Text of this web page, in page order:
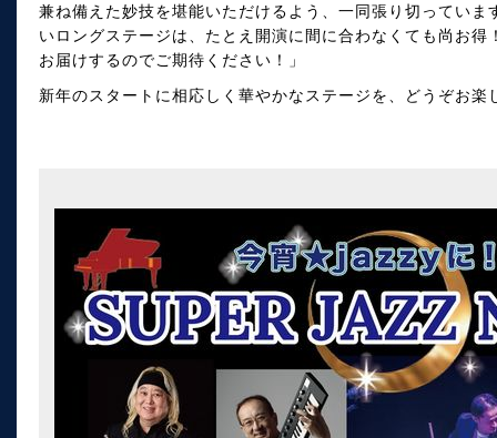
兼ね備えた妙技を堪能いただけるよう、一同張り切ってい
いロングステージは、たとえ開演に間に合わなくても尚お
お届けするのでご期待ください！」
新年のスタートに相応しく華やかなステージを、どうぞお楽